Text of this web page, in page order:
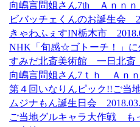
向嶋言問姐さん7th Ａｎｎ
ビバッチェくんのお誕生会
きゃわふぇすIN栃木市
NHK「旬感☆ゴトーチ！」に
すみだ北斎美術館 一日北斎
向嶋言問姐さん7ｔｈ Ａｎ
第４回いなりんピック!!ご当
ムジナもん誕生日会
ご当地グルキャラ大作戦 も